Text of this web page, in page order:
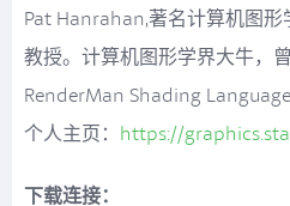
Pat Hanrahan,著名计算机图
教授。计算机图形学界大牛，
RenderMan Shading
个人主页： https://
下载连接：